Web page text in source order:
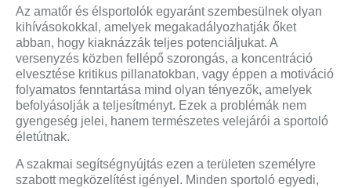
Az amatőr és élsportolók egyaránt szembesülnek olyan
kihívásokokkal, amelyek megakadályozhatják őket
abban, hogy kiaknázzák teljes potenciáljukat. A
versenyzés közben fellépő szorongás, a koncentráció
elvesztése kritikus pillanatokban, vagy éppen a motiváció
folyamatos fenntartása mind olyan tényezők, amelyek
befolyásolják a teljesítményt. Ezek a problémák nem
gyengeség jelei, hanem természetes velejárói a sportoló
életútnak.
A szakmai segítségnyújtás ezen a területen személyre
szabott megközelítést igényel. Minden sportoló egyedi,